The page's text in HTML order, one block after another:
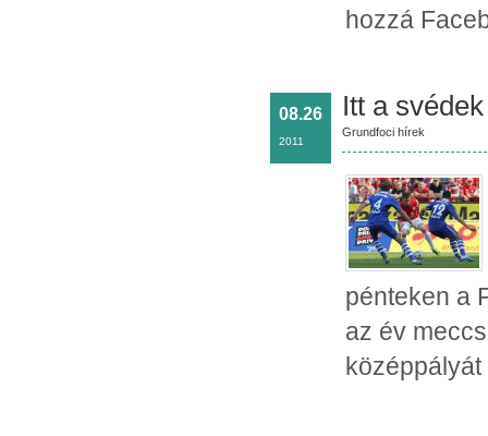
hozzá
08.26
2011
Itt a
Grundfoci hírek
pénteken a
az év